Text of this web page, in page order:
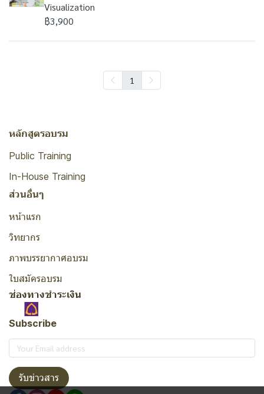
Visualization
฿3,900
1
หลักสูตรอบรม
Public Training
In-House Training
ส่วนอื่นๆ
หน้าแรก
วิทยากร
ภาพบรรยากาศอบรม
ใบสมัครอบรม
ช่องทางชำระเงิน
Subscribe
รับข่าวสาร